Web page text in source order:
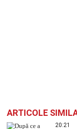
ARTICOLE
20:21